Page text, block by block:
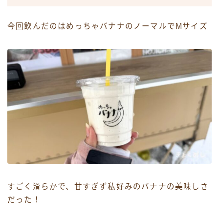
今回飲んだのはめっちゃバナナのノーマルでMサイズ
すごく滑らかで、甘すぎず私好みのバナナの美味しさ
だった！